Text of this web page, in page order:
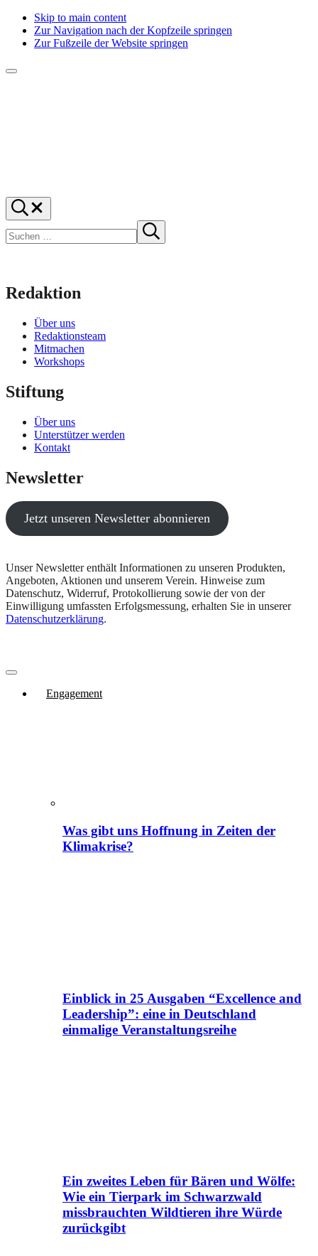
Skip to main content
Zur Navigation nach der Kopfzeile springen
Zur Fußzeile der Website springen
Menü
f1rstlife
Und
was
denkst
du?
Suchen
…
Suche
starten
Redaktion
Über uns
Redaktionsteam
Mitmachen
Workshops
Stiftung
Über uns
Unterstützer werden
Kontakt
Newsletter
Jetzt unseren Newsletter abonnieren
Unser Newsletter enthält Informationen zu unseren Produkten,
Angeboten, Aktionen und unserem Verein. Hinweise zum
Datenschutz, Widerruf, Protokollierung sowie der von der
Einwilligung umfassten Erfolgsmessung, erhalten Sie in unserer
Datenschutzerklärung.
Engagement
Was gibt uns Hoffnung in Zeiten der
Klimakrise?
Einblick in 25 Ausgaben “Excellence and
Leadership”: eine in Deutschland
einmalige Veranstaltungsreihe
Ein zweites Leben für Bären und Wölfe:
Wie ein Tierpark im Schwarzwald
missbrauchten Wildtieren ihre Würde
zurückgibt